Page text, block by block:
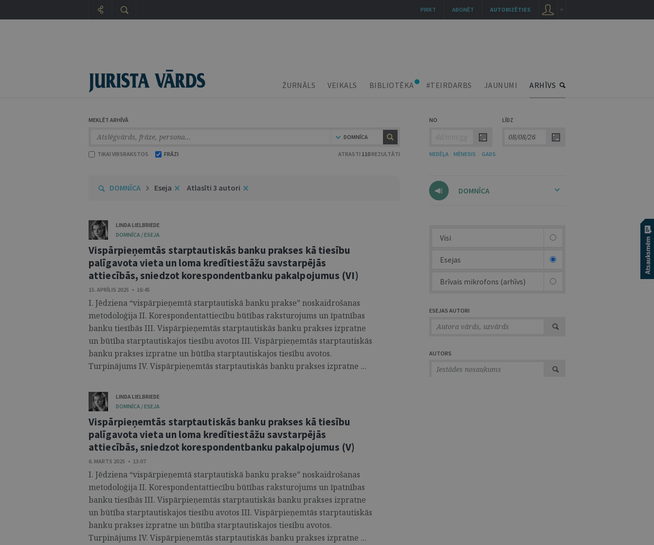
ŽURNĀLS VEIKALS BIBLIOTĒKA #TEIRDARBS JAUNUMI ARHĪVS
MEKLĒT ARHĪVĀ
DOMNĪCA
TIKAI VIRSRAKSTOS FRĀZI ATRASTI 110 REZULTĀTI
NO LĪDZ
NEDĒĻA MĒNESIS GADS
DOMNĪCA Eseja Atlasīti 3 autori
LINDA LIELBRIEDE
DOMNĪCA / ESEJA
Vispārpieņemtās starptautiskās banku prakses kā tiesību
palīgavota vieta un loma kredītiestāžu savstarpējās
attiecībās, sniedzot korespondentbanku pakalpojumus (VI)
15. APRĪLIS 2025 • 16:45
I. Jēdziena “vispārpieņemtā starptautiskā banku prakse” noskaidrošanas
metodoloģija II. Korespondentattiecību būtības raksturojums un īpatnības
banku tiesībās III. Vispārpieņemtās starptautiskās banku prakses izpratne
un būtība starptautiskajos tiesību avotos III. Vispārpieņemtās starptautiskās
banku prakses izpratne un būtība starptautiskajos tiesību avotos.
Turpinājums IV. Vispārpieņemtās starptautiskās banku prakses izpratne ...
LINDA LIELBRIEDE
DOMNĪCA / ESEJA
Vispārpieņemtās starptautiskās banku prakses kā tiesību
palīgavota vieta un loma kredītiestāžu savstarpējās
attiecībās, sniedzot korespondentbanku pakalpojumus (V)
6. MARTS 2025 • 13:07
I. Jēdziena “vispārpieņemtā starptautiskā banku prakse” noskaidrošanas
metodoloģija II. Korespondentattiecību būtības raksturojums un īpatnības
banku tiesībās III. Vispārpieņemtās starptautiskās banku prakses izpratne
un būtība starptautiskajos tiesību avotos III. Vispārpieņemtās starptautiskās
banku prakses izpratne un būtība starptautiskajos tiesību avotos.
Turpinājums IV. Vispārpieņemtās starptautiskās banku prakses izpratne ...
DOMNĪCA
Visi
Esejas
Brīvais mikrofons (arhīvs)
ESEJAS AUTORI
AUTORS
AUTORIZĒTIES
ABONĒT
PIRKT